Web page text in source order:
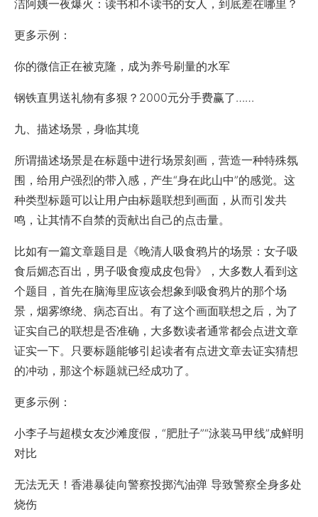
洁阿姨一夜爆火：读书和不读书的女人，到底差在哪里？
更多示例：
你的微信正在被克隆，成为养号刷量的水军
钢铁直男送礼物有多狠？2000元分手费赢了……
九、描述场景，身临其境
所谓描述场景是在标题中进行场景刻画，营造一种特殊氛
围，给用户强烈的带入感，产生“身在此山中”的感觉。这
种类型标题可以让用户由标题联想到画面，从而引发共
鸣，让其情不自禁的贡献出自己的点击量。
比如有一篇文章题目是《晚清人吸食鸦片的场景：女子吸
食后媚态百出，男子吸食瘦成皮包骨》，大多数人看到这
个题目，首先在脑海里应该会想象到吸食鸦片的那个场
景，烟雾缭绕、病态百出。有了这个画面联想之后，为了
证实自己的联想是否准确，大多数读者通常都会点进文章
证实一下。只要标题能够引起读者有点进文章去证实猜想
的冲动，那这个标题就已经成功了。
更多示例：
小李子与超模女友沙滩度假，“肥肚子”“泳装马甲线”成鲜明
对比
无法无天！香港暴徒向警察投掷汽油弹 导致警察全身多处
烧伤